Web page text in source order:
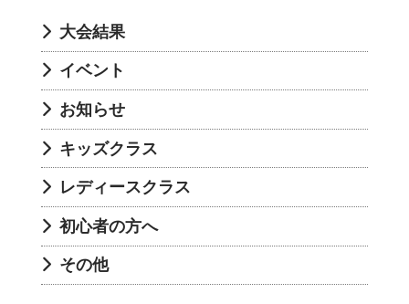
大会結果
イベント
お知らせ
キッズクラス
レディースクラス
初心者の方へ
その他